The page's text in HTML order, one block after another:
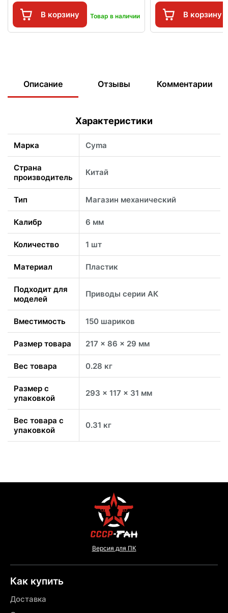
В корзину Товар в наличии В корзину
Описание Отзывы Комментарии
Характеристики
Марка Cyma
Страна
производитель
Китай
Тип Магазин механический
Калибр 6 мм
Количество 1 шт
Материал Пластик
Подходит для
моделей
Приводы серии АК
Вместимость 150 шариков
Размер товара 217 x 86 x 29 мм
Вес товара 0.28 кг
Размер с
упаковкой
293 x 117 x 31 мм
Вес товара с
упаковкой
0.31 кг
Версия для ПК
Как купить
Доставка